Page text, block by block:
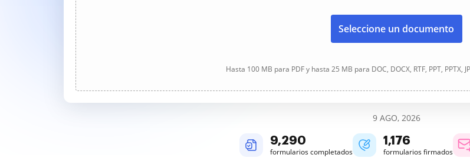
Seleccione un documento
Hasta 100 MB para PDF y hasta 25 MB para DOC, DOCX, RTF, PPT, PPTX,
9 AGO, 2026
9,293
formularios completados
1,176
formularios firmados